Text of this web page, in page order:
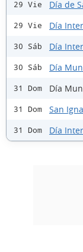
29 Vie Día de
29 Vie Día
30 Sáb Día
30 Sáb Día
31 Dom Día
31 Dom San
31 Dom Día